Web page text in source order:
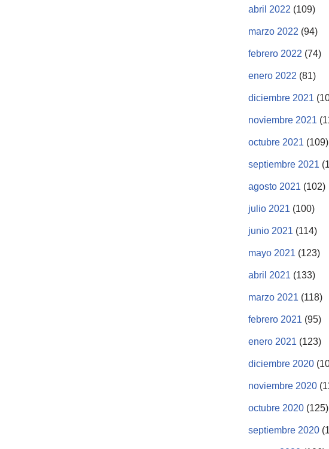
abril 2022 (109)
marzo 2022 (94)
febrero 2022 (74)
enero 2022 (81)
diciembre 2021
noviembre 2021
octubre 2021 (109)
septiembre 2021
agosto 2021 (102)
julio 2021 (100)
junio 2021 (114)
mayo 2021 (123)
abril 2021 (133)
marzo 2021 (118)
febrero 2021 (95)
enero 2021 (123)
diciembre 2020
noviembre 2020
octubre 2020 (125)
septiembre 2020